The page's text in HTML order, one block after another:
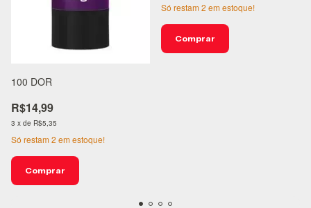
100 DOR
R$14,99
3 x de R$5,35
Só restam2 em estoque!
Só restam2 em estoque!